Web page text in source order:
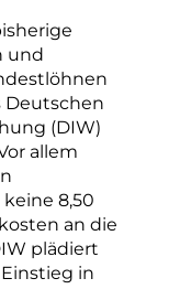
und
Deutschen
(DIW)
allem
8,50
an die
plädiert
in